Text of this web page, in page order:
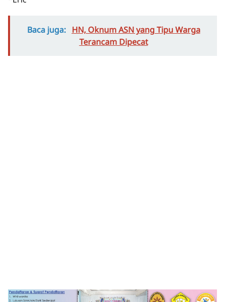
Baca juga: HN, Oknum ASN yang Tipu Warga
Terancam Dipecat